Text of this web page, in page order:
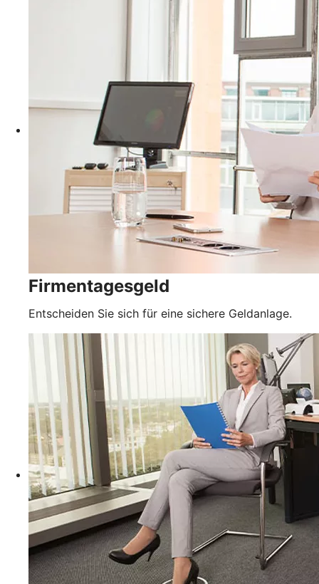
Firmentagesgeld
Entscheiden Sie sich für eine sichere Geldanlage.